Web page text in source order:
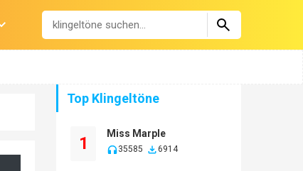
Top Klingeltöne
1
Miss Marple
35585 6914